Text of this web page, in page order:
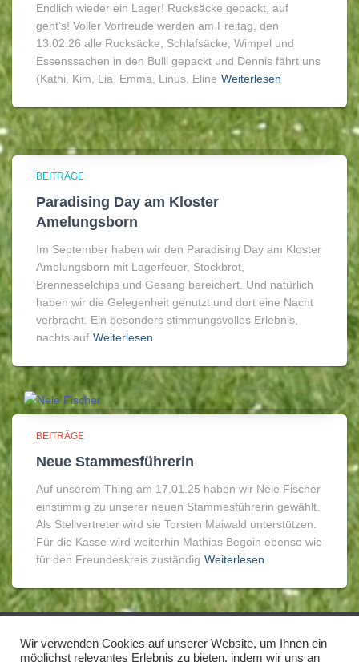
Endlich wieder ein Lager! Rucksäcke gepackt, auf
geht’s! Voller Vorfreude werden am Freitag, den
13.02.26 alle Rucksäcke, Schlafsäcke, Wimpel und
Essenssachen in den Bulli gepackt und Dennis fährt uns
(Kathi, Kim, Lia, Emma, Linus, Eline Weiterlesen
BEITRÄGE
Paradising Day am Kloster
Amelungsborn
Im September haben wir den Paradising Day am Kloster
Amelungsborn mit Lagerfeuer, Stockbrot,
Brennesselchips und Gesang bereichert. Und natürlich
haben wir die Gelegenheit genutzt und dort eine Nacht
verbracht. Ein besonders stimmungsvolles Erlebnis,
nachts auf Weiterlesen
BEITRÄGE
Neue Stammesführerin
Auf unserem Thing am 17.01.25 haben wir Nele Fischer
einstimmig zu unserer neuen Stammesführerin gewählt.
Als Stellvertreter wird sie Torsten Maiwald unterstützen.
Für die Kasse wird weiterhin Mathias Begoin ebenso wie
für den Freundeskreis zuständig Weiterlesen
IMPRESSUM/DISCLAIMER DATENSCHUTZ
Wir verwenden Cookies auf unserer Website, um Ihnen ein
möglichst relevantes Erlebnis zu bieten, indem wir uns an